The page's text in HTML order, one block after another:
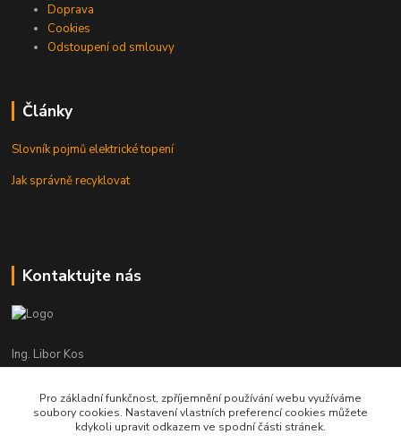
Doprava
Cookies
Odstoupení od smlouvy
Články
Slovník pojmů elektrické topení
Jak správně recyklovat
Kontaktujte nás
Ing. Libor Kos
+420 601 555 225
(Po-Pá: 8-17:00 hod.)
info@infrasystemy.cz
Pro základní funkčnost, zpříjemnění používání webu využíváme
soubory cookies. Nastavení vlastních preferencí cookies můžete
kdykoli upravit odkazem ve spodní části stránek.